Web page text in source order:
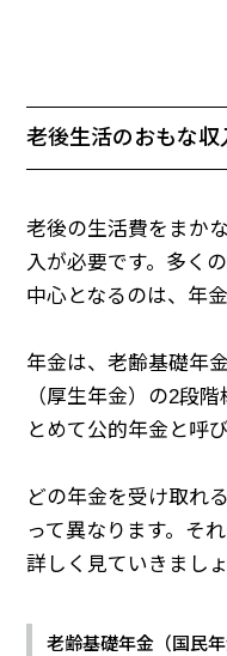
老後生活のおもな収
老後の生活費をまか
入が必要です。多く
中心となるのは、年金
年金は、老齢基礎年
（厚生年金）の2段
とめて公的年金と呼び
どの年金を受け取れ
って異なります。そ
詳しく見ていきましょ
老齢基礎年金（国民年